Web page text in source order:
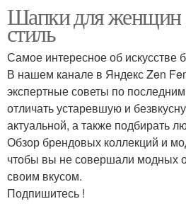
Шапки для женщин
стиль
Самое интересное об искусстве
В нашем канале в Яндекс Zen
экспертные советы по
отличать устаревшую и
актуальной, а также подбирать
Обзор брендовых коллекций и
чтобы вы не совершали модных
своим вкусом.
Подпишитесь !